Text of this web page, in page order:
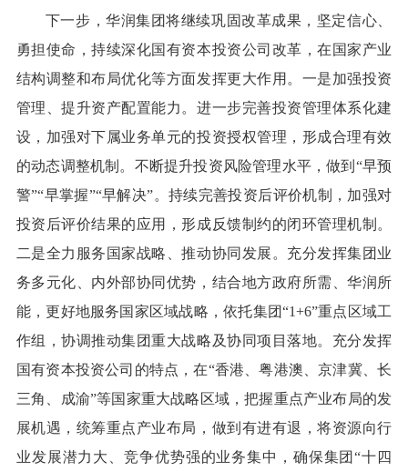
下一步，华润集团将继续巩固改革成果，坚定信心、
勇担使命，持续深化国有资本投资公司改革，在国家产业
结构调整和布局优化等方面发挥更大作用。一是加强投资
管理、提升资产配置能力。进一步完善投资管理体系化建
设，加强对下属业务单元的投资授权管理，形成合理有效
的动态调整机制。不断提升投资风险管理水平，做到“早预
警”“早掌握”“早解决”。持续完善投资后评价机制，加强对
投资后评价结果的应用，形成反馈制约的闭环管理机制。
二是全力服务国家战略、推动协同发展。充分发挥集团业
务多元化、内外部协同优势，结合地方政府所需、华润所
能，更好地服务国家区域战略，依托集团“1+6”重点区域工
作组，协调推动集团重大战略及协同项目落地。充分发挥
国有资本投资公司的特点，在“香港、粤港澳、京津冀、长
三角、成渝”等国家重大战略区域，把握重点产业布局的发
展机遇，统筹重点产业布局，做到有进有退，将资源向行
业发展潜力大、竞争优势强的业务集中，确保集团“十四